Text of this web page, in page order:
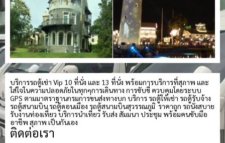
บริการรถตู้เช่า Vip 10 ที่นั่ง และ 13 ที่นั่ง พร้อมการบริการที่สุภาพ และ
ใส่ใจในความปลอดภัยในทุกๆการเดินทาง การขับขี่ ควบคุมโดยระบบ
GPS ตามมาตราฐานกรมการขนส่งทางบก บริการ รถตู้ให้เช่า รถตู้รับจ้าง
รถตู้สนามบิน รถตู้ดอนเมือง รถตู้สนามบินสุวรรณภูมิ ราคาถูก รถนั่งสบาย
รับงานท่องเที่ยว บริการนำเที่ยว รับส่ง สัมมนา ประชุม พร้อมคนขับมือ
อาชีพ สุภาพ เป็นกันเอง
ติดต่อเรา